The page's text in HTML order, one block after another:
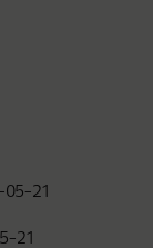
05-21
21